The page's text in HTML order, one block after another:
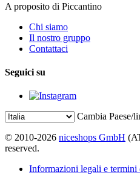
A proposito di Piccantino
Chi siamo
Il nostro gruppo
Contattaci
Seguici su
Cambia Paese/
© 2010-2026 niceshops GmbH
reserved.
Informazioni legali e